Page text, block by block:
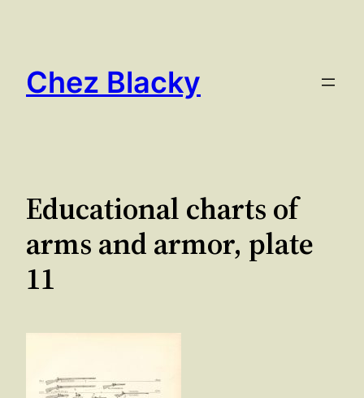
Chez Blacky
Educational charts of
arms and armor, plate
11